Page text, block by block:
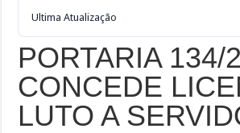
Ultima Atualização
PORTARIA 134/
CONCEDE
LUTO A